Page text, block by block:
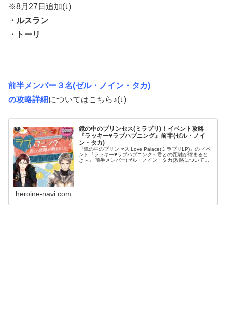
※8月27日追加(↓)
・ルスラン
・トーリ
前半メンバー３名(ゼル・ノイン・タカ)
の攻略詳細についてはこちら♪(↓)
鏡の中のプリンセス(ミラプリ)！イベント攻略
『ラッキー♥ラブハプニング』前半(ゼル・ノイ
ン・タカ)
『鏡の中のプリンセス Love Palace(ミラプリLP)』の イベ
ント『ラッキー♥ラブハプニング～君との距離が縮まると
き～』 前半メンバー(ゼル・ノイン・タカ)攻略についての
heroine-navi.com